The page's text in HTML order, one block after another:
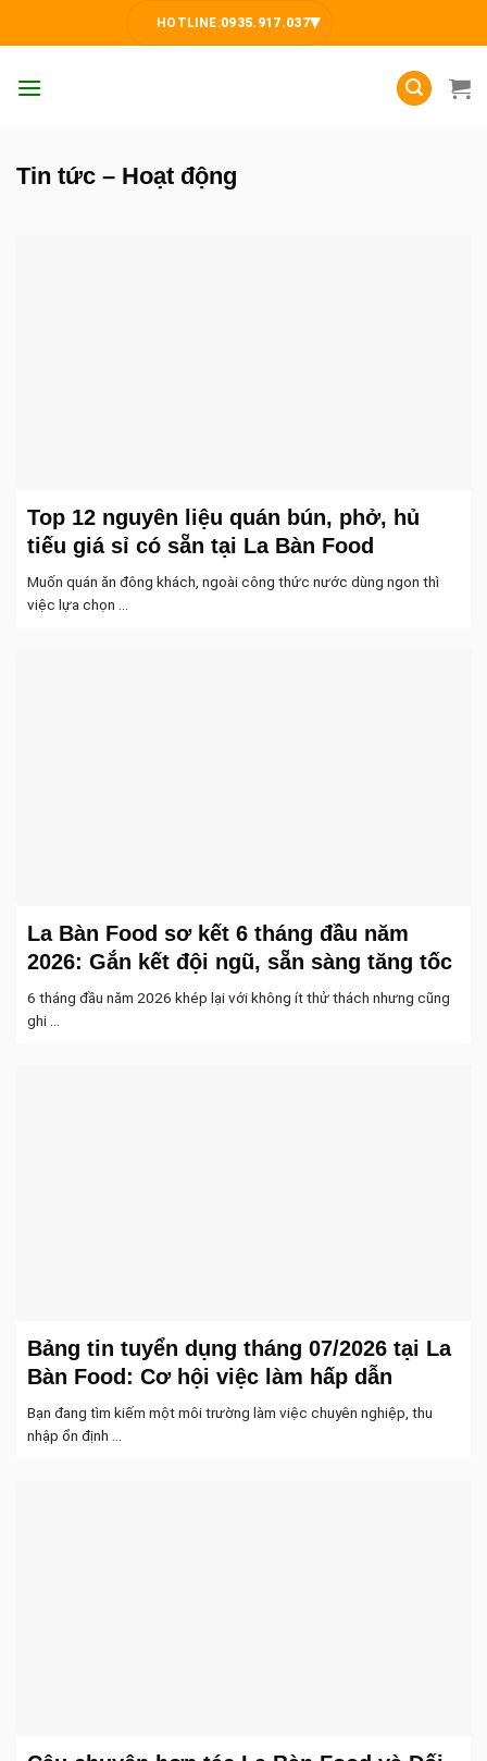
HOTLINE:0935.917.037▾
Tin tức – Hoạt động
Top 12 nguyên liệu quán bún, phở, hủ
tiếu giá sỉ có sẵn tại La Bàn Food
Muốn quán ăn đông khách, ngoài công thức nước dùng ngon thì
việc lựa chọn ...
La Bàn Food sơ kết 6 tháng đầu năm
2026: Gắn kết đội ngũ, sẵn sàng tăng tốc
6 tháng đầu năm 2026 khép lại với không ít thử thách nhưng cũng
ghi ...
Bảng tin tuyển dụng tháng 07/2026 tại La
Bàn Food: Cơ hội việc làm hấp dẫn
Bạn đang tìm kiếm một môi trường làm việc chuyên nghiệp, thu
nhập ổn định ...